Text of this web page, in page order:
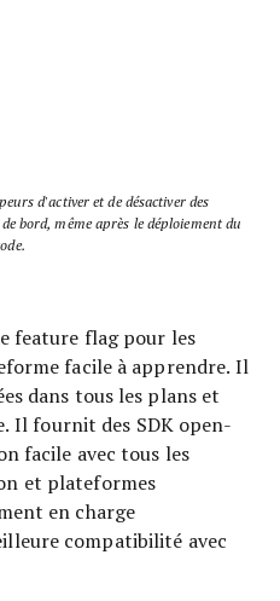
d'activer et de désactiver des
bord, même après le déploiement du
feature flag pour les
facile à apprendre. Il
dans tous les plans et
Il fournit des SDK open-
facile avec tous les
et plateformes
en charge
compatibilité avec